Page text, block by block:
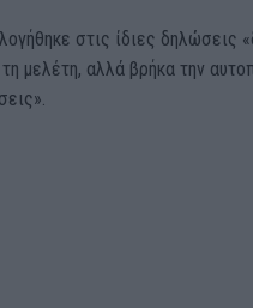
στις ίδιες δηλώσεις
μελέτη, αλλά βρήκα την